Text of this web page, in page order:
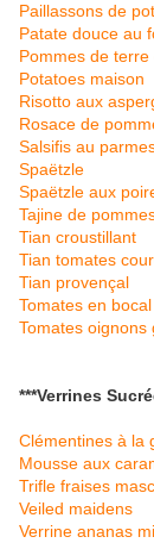
Paillassons de
Patate douce au
Pommes de
Potatoes maison
Risotto aux
Rosace de
Salsifis au
Spaëtzle
Spaëtzle aux
Tajine de
Tian croustillant
Tian tomates
Tian provençal
Tomates en bocal
Tomates
***Verrines
Clémentines à la
Mousse aux
Trifle fraises
Veiled maidens
Verrine ananas